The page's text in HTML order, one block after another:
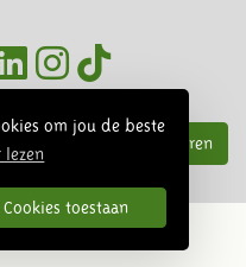
om jou de beste
lezen
Cookies toestaan
Abonnieren